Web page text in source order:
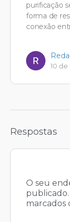
purificação
forma de
conexão
10
Respostas
O seu
publicado.
marcados